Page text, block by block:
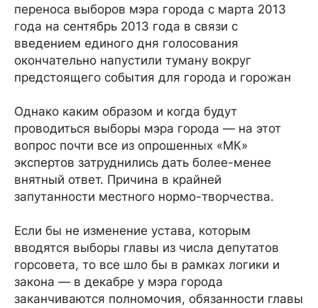
переноса выборов мэра города с марта 2013
года на сентябрь 2013 года в связи с
введением единого дня голосования
окончательно напустили туману вокруг
предстоящего события для города и горожан
Однако каким образом и когда будут
проводиться выборы мэра города — на этот
вопрос почти все из опрошенных «МК»
экспертов затруднились дать более-менее
внятный ответ. Причина в крайней
запутанности местного нормо-творчества.
Если бы не изменение устава, которым
вводятся выборы главы из числа депутатов
горсовета, то все шло бы в рамках логики и
закона — в декабре у мэра города
заканчиваются полномочия, обязанности главы